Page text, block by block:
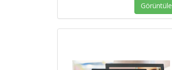
Görüntüle